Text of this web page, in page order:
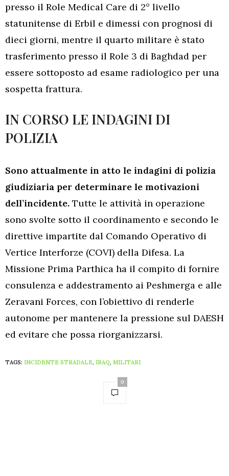
presso il Role Medical Care di 2° livello
statunitense di Erbil e dimessi con prognosi di
dieci giorni, mentre il quarto militare è stato
trasferimento presso il Role 3 di Baghdad per
essere sottoposto ad esame radiologico per una
sospetta frattura.
IN CORSO LE INDAGINI DI
POLIZIA
Sono attualmente in atto le indagini di polizia
giudiziaria per determinare le motivazioni
dell’incidente. Tutte le attività in operazione
sono svolte sotto il coordinamento e secondo le
direttive impartite dal Comando Operativo di
Vertice Interforze (COVI) della Difesa. La
Missione Prima Parthica ha il compito di fornire
consulenza e addestramento ai Peshmerga e alle
Zeravani Forces, con l’obiettivo di renderle
autonome per mantenere la pressione sul DAESH
ed evitare che possa riorganizzarsi.
TAGS: INCIDENTE STRADALE, IRAQ, MILITARI
0